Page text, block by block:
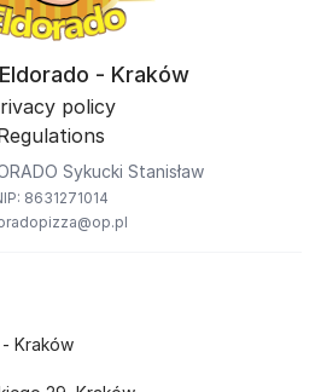
- Kraków
policy
Sykucki Stanisław
8631271014
Kraków